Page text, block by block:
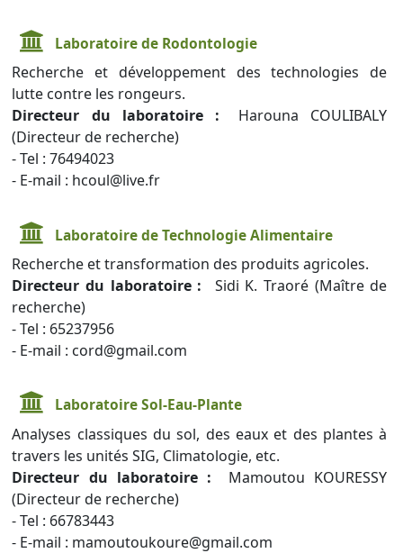
Laboratoire de Rodontologie
Recherche et développement des technologies de
lutte contre les rongeurs.
Directeur du laboratoire :
Harouna COULIBALY
(Directeur de recherche)
- Tel : 76494023
- E-mail : hcoul@live.fr
Laboratoire de Technologie Alimentaire
Recherche et transformation des produits agricoles.
Directeur du laboratoire :
Sidi K. Traoré (Maître de
recherche)
- Tel : 65237956
- E-mail : cord@gmail.com
Laboratoire Sol-Eau-Plante
Analyses classiques du sol, des eaux et des plantes à
travers les unités SIG, Climatologie, etc.
Directeur du laboratoire :
Mamoutou KOURESSY
(Directeur de recherche)
- Tel : 66783443
- E-mail : mamoutoukoure@gmail.com